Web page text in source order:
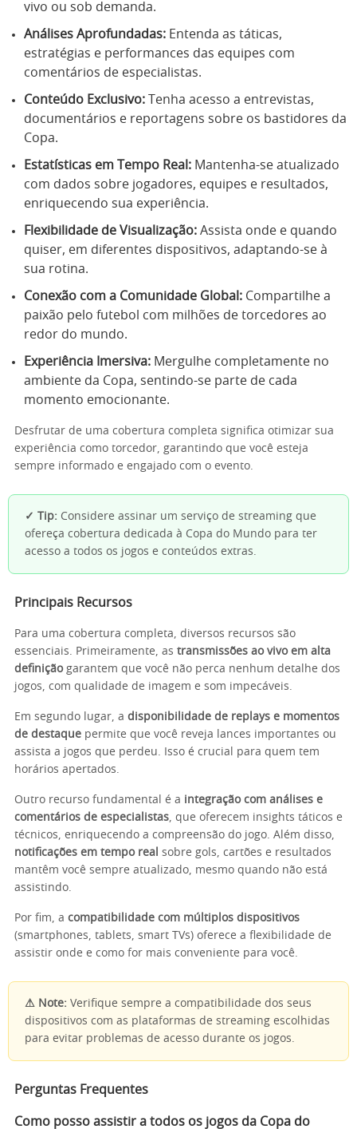
vivo ou sob demanda.
Análises Aprofundadas: Entenda as táticas,
estratégias e performances das equipes com
comentários de especialistas.
Conteúdo Exclusivo: Tenha acesso a entrevistas,
documentários e reportagens sobre os bastidores da
Copa.
Estatísticas em Tempo Real: Mantenha-se atualizado
com dados sobre jogadores, equipes e resultados,
enriquecendo sua experiência.
Flexibilidade de Visualização: Assista onde e quando
quiser, em diferentes dispositivos, adaptando-se à
sua rotina.
Conexão com a Comunidade Global: Compartilhe a
paixão pelo futebol com milhões de torcedores ao
redor do mundo.
Experiência Imersiva: Mergulhe completamente no
ambiente da Copa, sentindo-se parte de cada
momento emocionante.
Desfrutar de uma cobertura completa significa otimizar sua
experiência como torcedor, garantindo que você esteja
sempre informado e engajado com o evento.
✓ Tip: Considere assinar um serviço de streaming que
ofereça cobertura dedicada à Copa do Mundo para ter
acesso a todos os jogos e conteúdos extras.
Principais Recursos
Para uma cobertura completa, diversos recursos são
essenciais. Primeiramente, as transmissões ao vivo em alta
definiçãogarantem que você não perca nenhum detalhe dos
jogos, com qualidade de imagem e som impecáveis.
Em segundo lugar, a disponibilidade de replays e momentos
de destaque permite que você reveja lances importantes ou
assista a jogos que perdeu. Isso é crucial para quem tem
horários apertados.
Outro recurso fundamental é a integração com análises e
comentários de especialistas, que oferecem insights táticos e
técnicos, enriquecendo a compreensão do jogo. Além disso,
notificações em tempo real sobre gols, cartões e resultados
mantêm você sempre atualizado, mesmo quando não está
assistindo.
Por fim, a compatibilidade com múltiplos dispositivos
(smartphones, tablets, smart TVs) oferece a flexibilidade de
assistir onde e como for mais conveniente para você.
⚠ Note: Verifique sempre a compatibilidade dos seus
dispositivos com as plataformas de streaming escolhidas
para evitar problemas de acesso durante os jogos.
Perguntas Frequentes
Como posso assistir a todos os jogos da Copa do